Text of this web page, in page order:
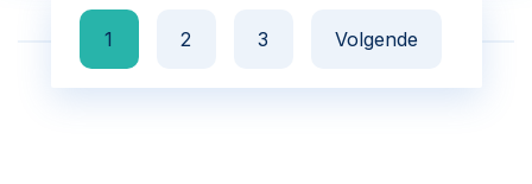
home.
1 2 3 Volgende